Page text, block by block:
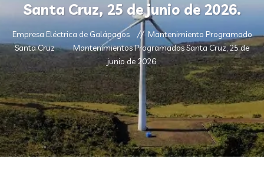
Santa Cruz, 25 de junio de 2026.
Empresa Eléctrica de Galápagos
Mantenimiento Programado
Santa Cruz
Mantenimientos Programados Santa Cruz, 25 de
junio de 2026.